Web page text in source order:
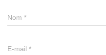
Nom *
E-mail *